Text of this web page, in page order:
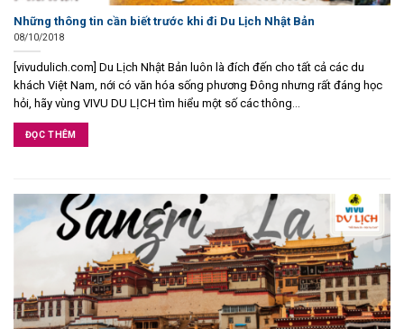
Những thông tin cần biết trước khi đi Du Lịch Nhật Bản
08/10/2018
[vivudulich.com] Du Lịch Nhật Bản luôn là đích đến cho tất cả các du
khách Việt Nam, nới có văn hóa sống phương Đông nhưng rất đáng học
hỏi, hãy vùng VIVU DU LỊCH tìm hiểu một số các thông...
ĐỌC THÊM